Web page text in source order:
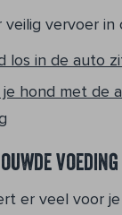
veilig vervoer in
los in de auto
je hond met de
er veel voor